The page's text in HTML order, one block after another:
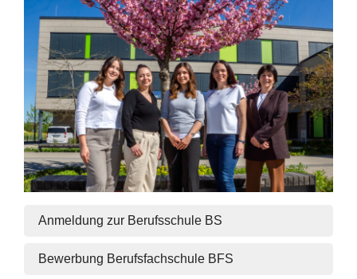
Anmeldung zur Berufsschule BS
Bewerbung Berufsfachschule BFS